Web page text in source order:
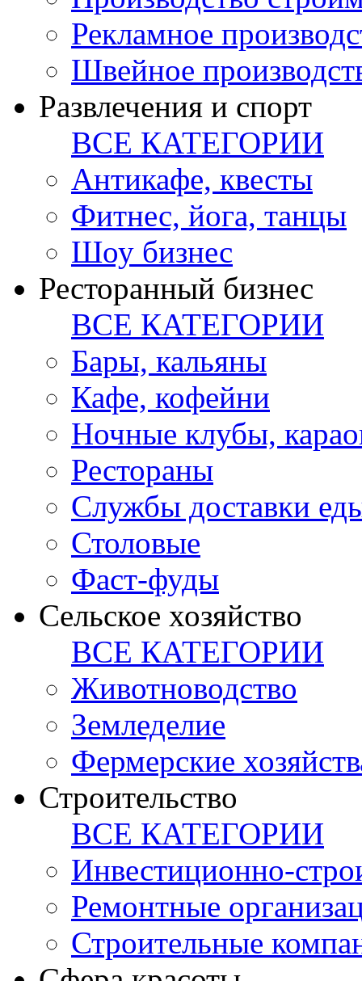
Рекламное
Швейное
Развлечения и спорт
ВСЕ КАТЕГОРИИ
Антикафе, квесты
Фитнес, йога, танцы
Шоу бизнес
Ресторанный бизнес
ВСЕ КАТЕГОРИИ
Бары, кальяны
Кафе, кофейни
Ночные клубы,
Рестораны
Службы доставки
Столовые
Фаст-фуды
Сельское хозяйство
ВСЕ КАТЕГОРИИ
Животноводство
Земледелие
Фермерские
Строительство
ВСЕ КАТЕГОРИИ
Инвестиционно-
Ремонтные
Строительные